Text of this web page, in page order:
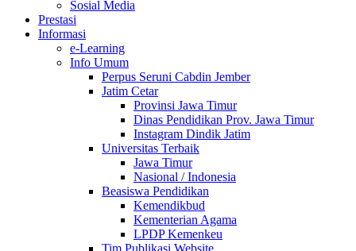
Sosial Media
Prestasi
Informasi
e-Learning
Info Umum
Perpus Seruni Cabdin Jember
Jatim Cetar
Provinsi Jawa Timur
Dinas Pendidikan Prov. Jawa Timur
Instagram Dindik Jatim
Universitas Terbaik
Jawa Timur
Nasional / Indonesia
Beasiswa Pendidikan
Kemendikbud
Kementerian Agama
LPDP Kemenkeu
Tim Publikasi Website